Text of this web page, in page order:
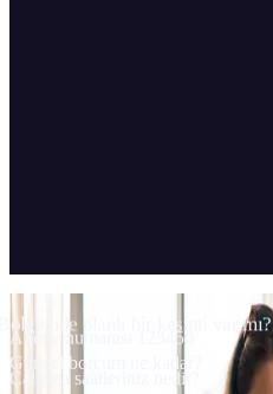
planlı bir kesinti var mı?
Abone numarası 123456
Güncel borcum ne kadar?
Çalışma saatleriniz nedir?